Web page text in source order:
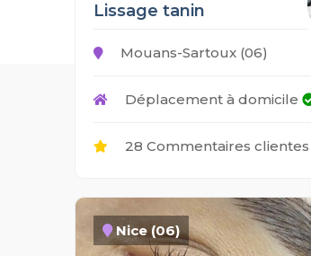
Lissage tanin
Mouans-Sartoux (06)
Déplacement à domicile
28 Commentaires clientes
Nice (06)